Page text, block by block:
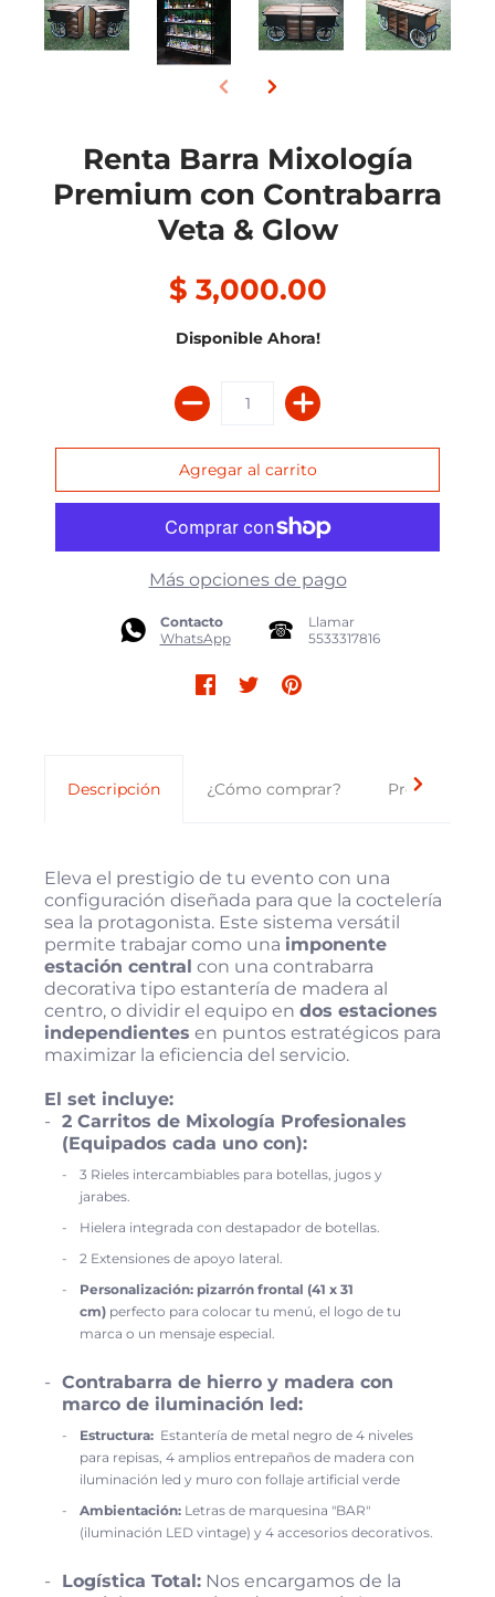
Renta Barra Mixología
Premium con Contrabarra
Veta & Glow
$ 3,000.00
Disponible Ahora!
Más opciones de pago
Contacto
WhatsApp
Llamar
5533317816
Descripción ¿Cómo comprar? Preguntas
Eleva el prestigio de tu evento con una
configuración diseñada para que la coctelería
sea la protagonista. Este sistema versátil
permite trabajar como una imponente
estación central con una contrabarra
decorativa tipo estantería de madera al
centro, o dividir el equipo en dos estaciones
independientes en puntos estratégicos para
maximizar la eficiencia del servicio.
El set incluye:
2 Carritos de Mixología Profesionales
(Equipados cada uno con):
3 Rieles intercambiables para botellas, jugos y
jarabes.
Hielera integrada con destapador de botellas.
2 Extensiones de apoyo lateral.
Personalización: pizarrón frontal (41 x 31
cm) perfecto para colocar tu menú, el logo de tu
marca o un mensaje especial.
Contrabarra de hierro y madera con
marco de iluminación led:
Estructura: Estantería de metal negro de 4 niveles
para repisas, 4 amplios entrepaños de madera con
iluminación led y muro con follaje artificial verde
Ambientación: Letras de marquesina "BAR"
(iluminación LED vintage) y 4 accesorios decorativos.
Logística Total: Nos encargamos de la